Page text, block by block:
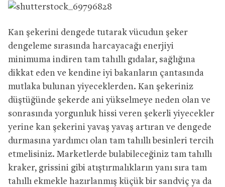
Kan şekerini dengede tutarak vücudun şeker
dengeleme sırasında harcayacağı enerjiyi
minimuma indiren tam tahıllı gıdalar, sağlığına
dikkat eden ve kendine iyi bakanların çantasında
mutlaka bulunan yiyeceklerden. Kan şekeriniz
düştüğünde şekerde ani yükselmeye neden olan ve
sonrasında yorgunluk hissi veren şekerli yiyecekler
yerine kan şekerini yavaş yavaş artıran ve dengede
durmasına yardımcı olan tam tahıllı besinleri tercih
etmelisiniz. Marketlerde bulabileceğiniz tam tahıllı
kraker, grissini gibi atıştırmalıkların yanı sıra tam
tahıllı ekmekle hazırlanmış küçük bir sandviç ya da